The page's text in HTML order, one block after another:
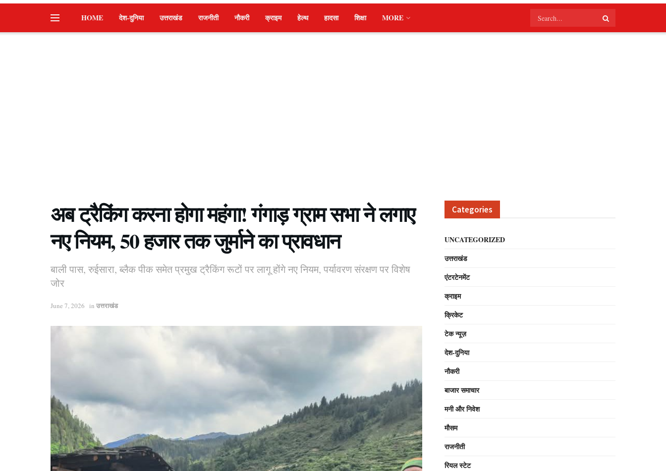
HOME देश-दुनिया उत्तराखंड राजनीती नौकरी क्राइम हेल्थ हादसा शिक्षा MORE
अब ट्रैकिंग करना होगा महंगा! गंगाड़ ग्राम सभा ने लगाए
नए नियम, 50 हजार तक जुर्माने का प्रावधान
बाली पास, रुईसारा, ब्लैक पीक समेत प्रमुख ट्रैकिंग रूटों पर लागू होंगे नए नियम, पर्यावरण संरक्षण पर विशेष
जोर
June 7, 2026 in उत्तराखंड
Categories
UNCATEGORIZED
उत्तराखंड
एंटरटेनमेंट
क्राइम
क्रिकेट
टेक न्यूज़
देश-दुनिया
नौकरी
बाजार समाचार
मनी और निवेश
मौसम
राजनीती
रियल स्टेट